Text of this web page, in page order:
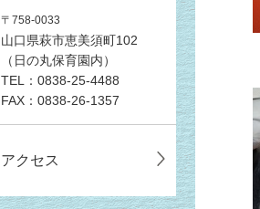
〒758-0033
山口県萩市恵美須町102
（日の丸保育園内）
TEL：0838-25-4488
FAX：0838-26-1357
アクセス